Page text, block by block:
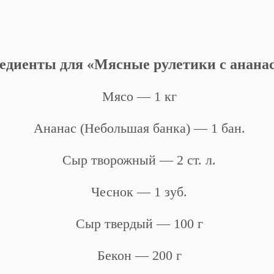
для «Мясные рулетики с
Мясо — 1 кг
Ананас (Небольшая банка) — 1 бан.
Сыр творожный — 2 ст. л.
Чеснок — 1 зуб.
Сыр твердый — 100 г
Бекон — 200 г